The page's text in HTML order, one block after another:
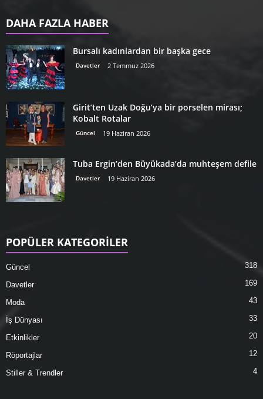
DAHA FAZLA HABER
Bursalı kadınlardan bir başka gece
Davetler 2 Temmuz 2026
Girit’ten Uzak Doğu’ya bir porselen mirası;
Kobalt Rotalar
Güncel 19 Haziran 2026
Tuba Ergin’den Büyükada’da muhteşem defile
Davetler 19 Haziran 2026
POPÜLER KATEGORİLER
Güncel 318
Davetler 169
Moda 43
İş Dünyası 33
Etkinlikler 20
Röportajlar 12
Stiller & Trendler 4